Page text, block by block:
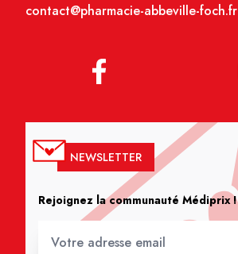
contact@pharmacie-abbeville-foch.fr
NEWSLETTER
Rejoignez la communauté Médiprix !